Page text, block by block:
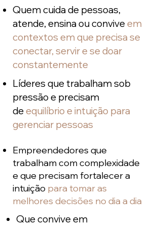
Quem cuida de pessoas,
atende, ensina ou conviveem
contextos em que precisa se
conectar, servir e se doar
constantemente
Líderes que trabalham sob
pressão e precisam
deequilíbrio e intuição para
gerenciar pessoas
Empreendedores que
trabalham com complexidade
e que precisam fortalecer a
intuição para tomar as
melhores decisões no dia a dia
Que convive em